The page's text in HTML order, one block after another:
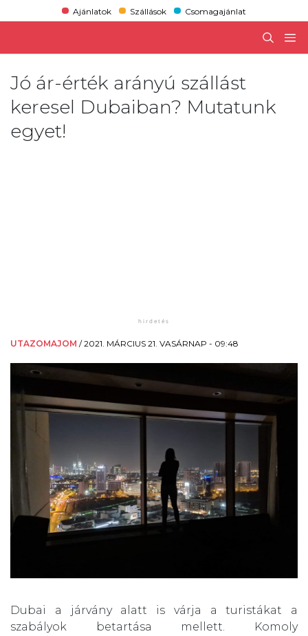
Ajánlatok Szállások Csomagajánlat
Jó ár-érték arányú szállást
keresel Dubaiban? Mutatunk
egyet!
UTAZOMAJOM /2021. MÁRCIUS 21. VASÁRNAP - 09:48
Dubai a járvány alatt is várja a turistákat a
szabályok betartása mellett. Komoly